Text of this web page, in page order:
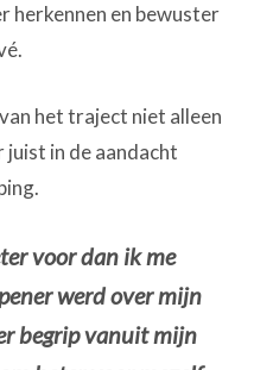
herkennen en bewuster
het traject niet alleen
juist in de aandacht
voor dan ik me
werd over mijn
begrip vanuit mijn